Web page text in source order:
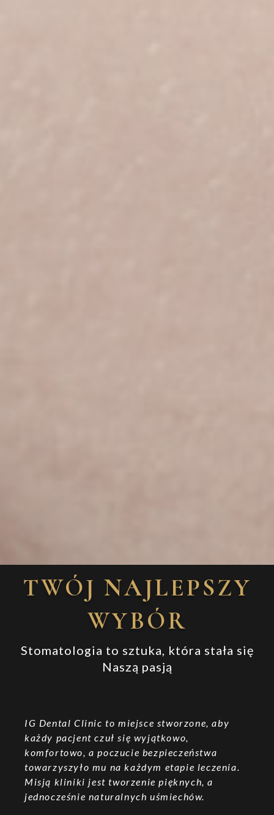
TWÓJ NAJLEPSZY
WYBÓR
Stomatologia to sztuka, która stała się
Naszą pasją
IG Dental Clinic to miejsce stworzone, aby
każdy pacjent czuł się wyjątkowo,
komfortowo, a poczucie bezpieczeństwa
towarzyszyło mu na każdym etapie leczenia.
Misją kliniki jest tworzenie pięknych, a
jednocześnie naturalnych uśmiechów.